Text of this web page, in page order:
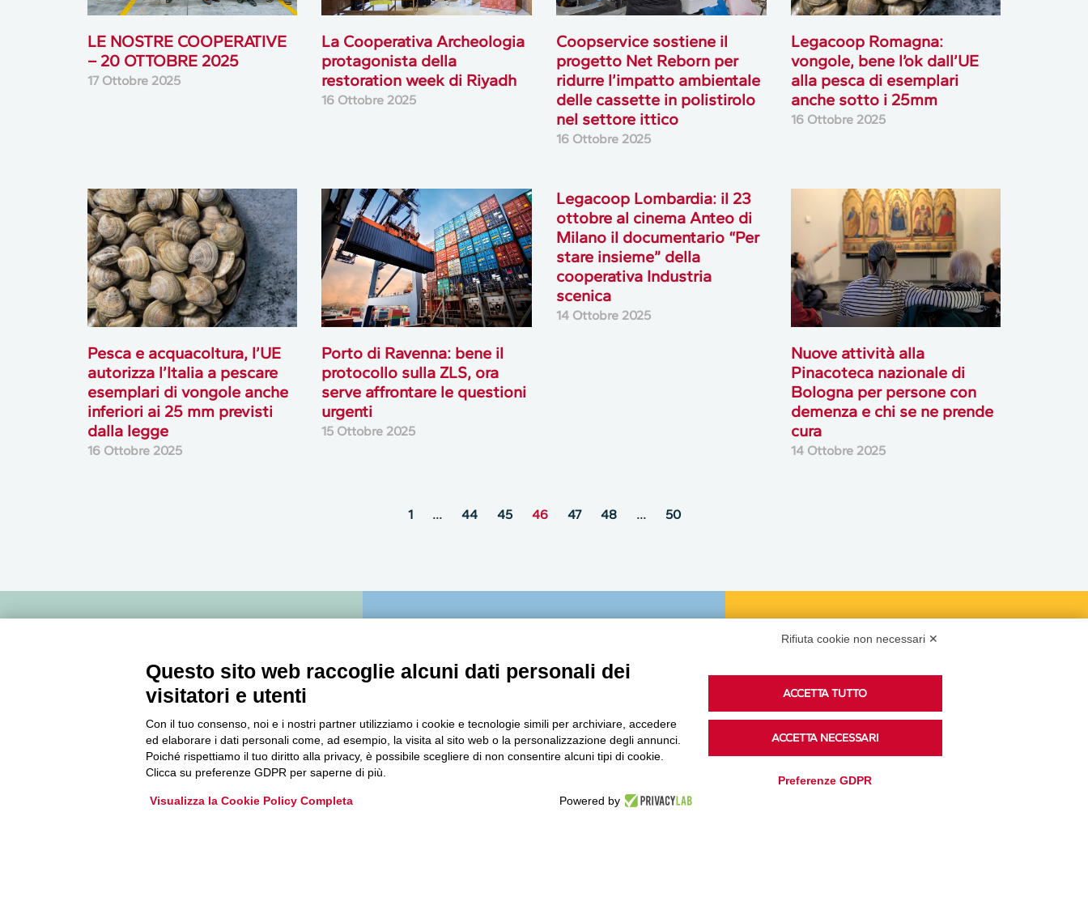
LE NOSTRE COOPERATIVE
– 20 OTTOBRE 2025
17 Ottobre 2025
La Cooperativa Archeologia
protagonista della
restoration week di Riyadh
16 Ottobre 2025
Coopservice sostiene il
progetto Net Reborn per
ridurre l’impatto ambientale
delle cassette in polistirolo
nel settore ittico
16 Ottobre 2025
Legacoop Romagna:
vongole, bene l’ok dall’UE
alla pesca di esemplari
anche sotto i 25mm
16 Ottobre 2025
Pesca e acquacoltura, l’UE
autorizza l’Italia a pescare
esemplari di vongole anche
inferiori ai 25 mm previsti
dalla legge
16 Ottobre 2025
Porto di Ravenna: bene il
protocollo sulla ZLS, ora
serve affrontare le questioni
urgenti
15 Ottobre 2025
Legacoop Lombardia: il 23
ottobre al cinema Anteo di
Milano il documentario “Per
stare insieme” della
cooperativa Industria
scenica
14 Ottobre 2025
Nuove attività alla
Pinacoteca nazionale di
Bologna per persone con
demenza e chi se ne prende
cura
14 Ottobre 2025
1 … 44 45 46 47 48 … 50
Accedi o iscriviti alla nostra Newsletter Legacoop
Informazioni per restare sempre aggiornati sul
mondo della cooperazione.
Guarda i nostri video, storie e webinar.
Podcast
Ascolta i podcast di approfondimento di Legacoop
su Spreaker.
Rifiuta cookie non necessari ✕
Questo sito web raccoglie alcuni dati personali dei
visitatori e utenti
Con il tuo consenso, noi e i nostri partner utilizziamo i cookie e tecnologie simili per archiviare, accedere
ed elaborare i dati personali come, ad esempio, la visita al sito web o la personalizzazione degli annunci.
Poiché rispettiamo il tuo diritto alla privacy, è possibile scegliere di non consentire alcuni tipi di cookie.
Clicca su preferenze GDPR per saperne di più.
Visualizza la Cookie Policy Completa Powered by
ACCETTA TUTTO
ACCETTA NECESSARI
Preferenze GDPR